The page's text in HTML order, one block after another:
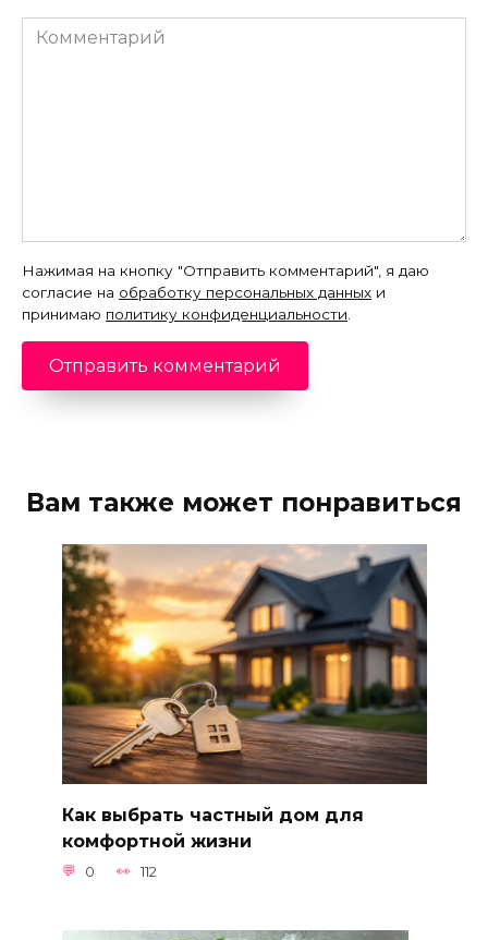
Комментарий
Нажимая на кнопку "Отправить комментарий", я даю
согласие на обработку персональных данных и
принимаю политику конфиденциальности.
Вам также может понравиться
Как выбрать частный дом для
комфортной жизни
0 112